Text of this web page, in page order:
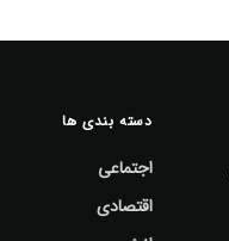
دسته بندی ها
اجتماعی
اقتصادی